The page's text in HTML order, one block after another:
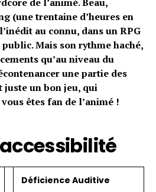
(une trentaine d’heures en
au connu, dans un RPG
Mais son rythme haché,
qu’au niveau du
une partie des
un bon jeu, qui
êtes fan de l’animé !
Déficience Auditive